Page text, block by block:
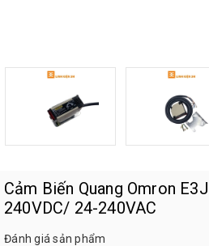
Cảm Biến Quang Omron
240VDC/ 24-240VAC
Đánh giá sản phẩm